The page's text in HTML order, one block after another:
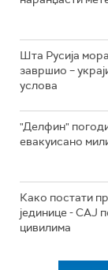
Шта Русија
завршио –
услова
"Делфин"
евакуисано
Како постати
јединице - СAJ
цивилима